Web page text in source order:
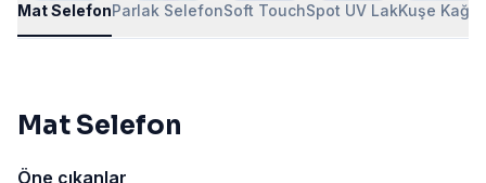
Mat SelefonParlak SelefonSoft TouchSpot UV LakKuşe Kağıt
Mat Selefon
Öne çıkanlar